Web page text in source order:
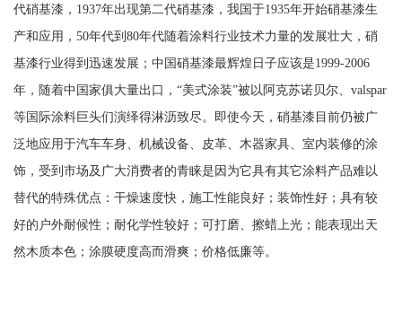
代硝基漆，1937年出现第二代硝基漆，我国于1935年开始硝基漆生
产和应用，50年代到80年代随着涂料行业技术力量的发展壮大，硝
基漆行业得到迅速发展；中国硝基漆最辉煌日子应该是1999-2006
年，随着中国家俱大量出口，“美式涂装”被以阿克苏诺贝尔、valspar
等国际涂料巨头们演绎得淋沥致尽。即使今天，硝基漆目前仍被广
泛地应用于汽车车身、机械设备、皮革、木器家具、室内装修的涂
饰，受到市场及广大消费者的青睐是因为它具有其它涂料产品难以
替代的特殊优点：干燥速度快，施工性能良好；装饰性好；具有较
好的户外耐候性；耐化学性较好；可打磨、擦蜡上光；能表现出天
然木质本色；涂膜硬度高而滑爽；价格低廉等。